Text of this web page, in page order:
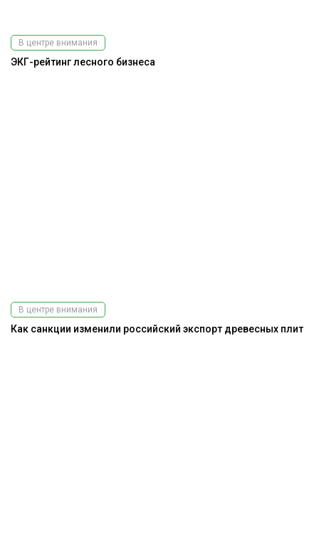
В центре внимания
ЭКГ-рейтинг лесного бизнеса
В центре внимания
Как санкции изменили российский экспорт древесных плит